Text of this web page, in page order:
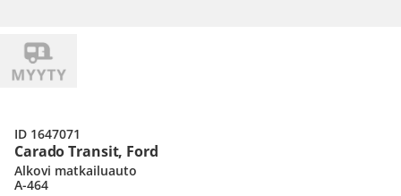
Carado Transit, Ford
Alkovi matkailuauto
A-464
ID 1647071